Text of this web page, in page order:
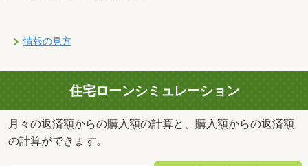
情報の見方
住宅ローンシミュレーション
月々の返済額からの購入額の計算と、購入額からの返済額
の計算ができます。